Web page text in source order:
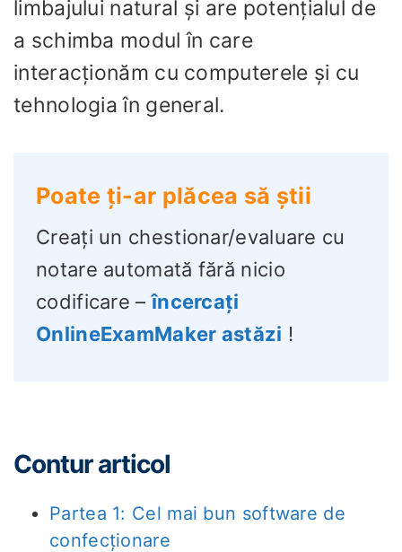
limbajului natural și are potențialul de
a schimba modul în care
interacționăm cu computerele și cu
tehnologia în general.
Poate ți-ar plăcea să știi
Creați un chestionar/evaluare cu
notare automată fără nicio
codificare –încercați
OnlineExamMaker astăzi !
Contur articol
Partea 1: Cel mai bun software de
confecționare